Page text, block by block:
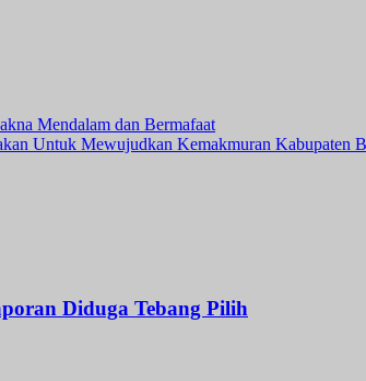
Mendalam dan Bermafaat
Untuk Mewujudkan Kemakmuran Kabupaten
Diduga Tebang Pilih